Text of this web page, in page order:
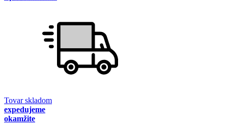
Tovar skladom
expedujeme
okamžite